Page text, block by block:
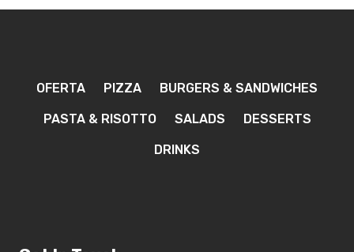
OFERTA PIZZA BURGERS & SANDWICHES
PASTA & RISOTTO SALADS DESSERTS
DRINKS